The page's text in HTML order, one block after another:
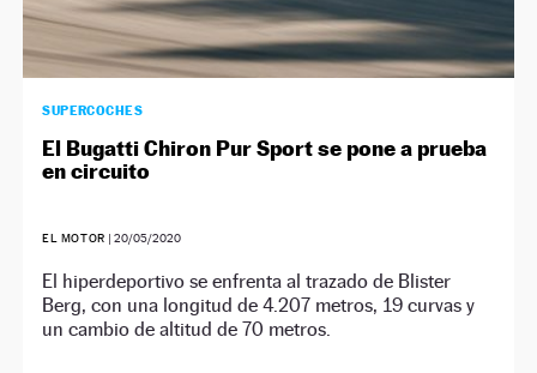
SUPERCOCHES
El Bugatti Chiron Pur Sport se pone a prueba
en circuito
EL MOTOR | 20/05/2020
El hiperdeportivo se enfrenta al trazado de Blister
Berg, con una longitud de 4.207 metros, 19 curvas y
un cambio de altitud de 70 metros.